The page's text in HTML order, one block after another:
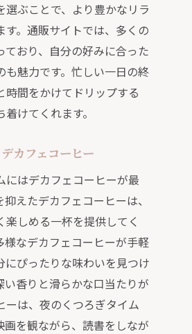
ぶことで、より豊かなリラ
す。通販サイトでは、多くの
おり、自分の好みに合った
も魅力です。忙しい一日の終
時間をかけてドリップする
けてくれます。
カフェコーヒー
にはデカフェコーヒーが最
えたデカフェコーヒーは、
しめる一杯を提供してく
様なデカフェコーヒーが手軽
にぴったりな味わいを見つけ
い香りと滑らかな口当たりが
ーは、夜のくつろぎタイム
画を観ながら、読書をしなが